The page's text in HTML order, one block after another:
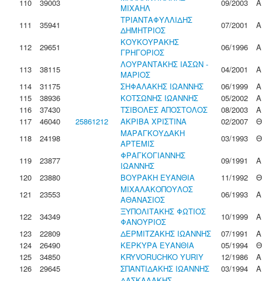
110
39003
ΜΙΧΑΗΛ
09/2003
Α
111
35941
ΤΡΙΑΝΤΑΦΥΛΛΙΔΗΣ
ΔΗΜΗΤΡΙΟΣ
07/2001
Α
112
29651
ΚΟΥΚΟΥΡΑΚΗΣ
ΓΡΗΓΟΡΙΟΣ
06/1996
Α
113
38115
ΛΟΥΡΑΝΤΑΚΗΣ ΙΑΣΩΝ -
ΜΑΡΙΟΣ
04/2001
Α
114
31175 ΣΗΦΑΛΑΚΗΣ ΙΩΑΝΝΗΣ 06/1999
Α
115
38936 ΚΟΤΣΩΝΗΣ ΙΩΑΝΝΗΣ 05/2002
Α
116
37430 ΤΣΙΒΟΛΕΣ ΑΠΟΣΤΟΛΟΣ 08/2003
Α
117
46040 25861212 ΑΚΡΙΒΑ ΧΡΙΣΤΙΝΑ 02/2007
Θ
118
24198
ΜΑΡΑΓΚΟΥΔΑΚΗ
ΑΡΤΕΜΙΣ
03/1993
Θ
119
23877
ΦΡΑΓΚΟΓΙΑΝΝΗΣ
ΙΩΑΝΝΗΣ
09/1991
Α
120
23880 ΒΟΥΡΑΚΗ ΕΥΑΝΘΙΑ 11/1992
Θ
121
23553
ΜΙΧΑΛΑΚΟΠΟΥΛΟΣ
ΑΘΑΝΑΣΙΟΣ
06/1993
Α
122
34349
ΞΥΠΟΛΙΤΑΚΗΣ ΦΩΤΙΟΣ
ΦΑΝΟΥΡΙΟΣ
10/1999
Α
123
22809 ΔΕΡΜΙΤΖΑΚΗΣ ΙΩΑΝΝΗΣ 07/1991
Α
124
26490 ΚΕΡΚΥΡΑ ΕΥΑΝΘΙΑ 05/1994
Θ
125
34850 KRYVORUCHKO YURIY 12/1986
Α
126
29645 ΣΠΑΝΤΙΔΑΚΗΣ ΙΩΑΝΝΗΣ 03/1994
Α